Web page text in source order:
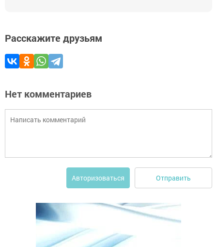
Расскажите друзьям
Нет комментариев
Авторизоваться Отправить